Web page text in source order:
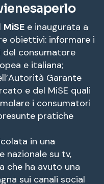
MiSE e inaugurata a
obiettivi: informare i
consumatore
e italiana;
Garante
e del MiSE quali
i consumatori
pratiche
in una
nazionale su tv,
che ha avuto una
sui canali social